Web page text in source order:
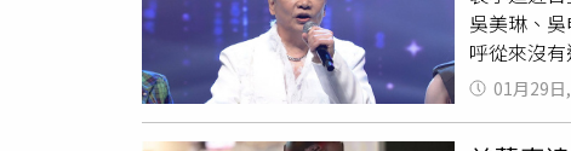
局新興市
兩小時，
沒有，真
社會的必
比想像中
付客人與
吳美琳、
呼從來沒
袋要拿小費
〈愛〉，
苦，聽說
01月29日